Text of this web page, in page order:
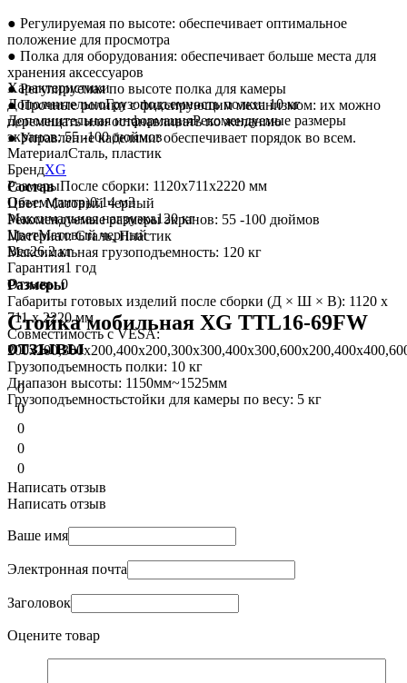
● Регулируемая по высоте: обеспечивает оптимальное
положение для просмотра
● Полка для оборудования: обеспечивает больше места для
хранения аксессуаров
● Регулируемая по высоте полка для камеры
● Прочные ролики с фиксирующим механизмом: их можно
перемещать или останавливать по желанию
● Управление кабелями: обеспечивает порядок во всем.
Состав
Цвет: Матовый черный
Рекомендуемые размеры экранов: 55 -100 дюймов
Материал: Сталь, Пластик
Максимальная грузоподъемность: 120 кг
Размеры
Габариты готовых изделий после сборки (Д × Ш × В): 1120 x
711 x 2220 мм
Совместимость с VESA:
Грузоподъемность полки: 10 кг
Диапазон высоты: 1150мм~1525мм
Грузоподъемностьстойки для камеры по весу: 5 кг
Характеристики
ДополнительноГрузоподъемность полки: 10 кг
Дополнительная информацияРекомендуемые размеры
экранов: 55 -100 дюймов
МатериалСталь, пластик
БрендXG
РазмерыПосле сборки: 1120х711х2220 мм
Объем (литр)0.14 м3
Максимальная нагрузка120 кг
ЦветМатовый черный
Вес26.2 кг
Гарантия1 год
Отзывы0
Стойка мобильная XG TTL16-69FW
отзывы
0
0
0
0
0
Написать отзыв
Написать отзыв
Ваше имя
Электронная почта
Заголовок
Оцените товар